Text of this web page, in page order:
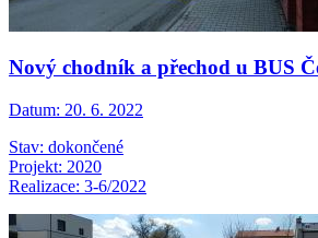
Nový chodník a přechod u BUS
Datum: 20. 6. 2022
Stav: dokončené
Projekt: 2020
Realizace: 3-6/2022